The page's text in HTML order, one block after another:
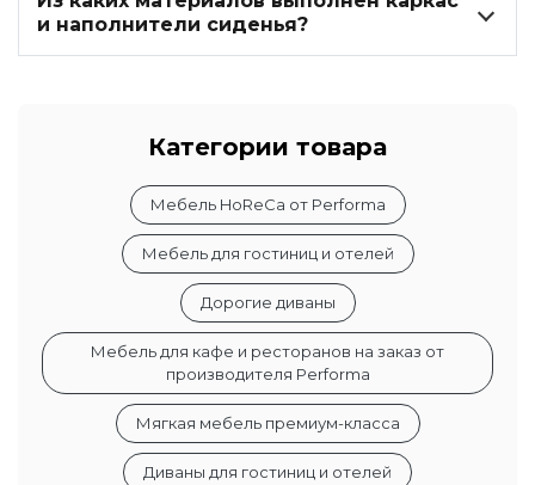
и наполнители сиденья?
Категории товара
Мебель HoReCa от Performa
Мебель для гостиниц и отелей
Дорогие диваны
Мебель для кафе и ресторанов на заказ от
производителя Performa
Мягкая мебель премиум-класса
Диваны для гостиниц и отелей